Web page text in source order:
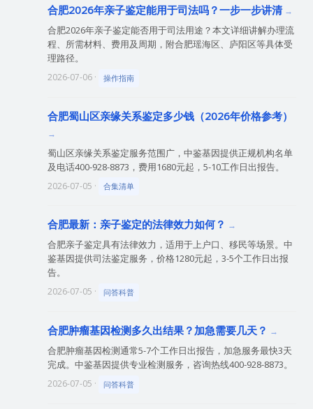
合肥2026年亲子鉴定能用于司法吗？一步一步讲清
合肥2026年亲子鉴定能否用于司法用途？本文详细讲解办理流
程、所需材料、费用及周期，附合肥瑶海区、庐阳区等具体受
理路径。
2026-07-06 · 操作指南
合肥蜀山区亲缘关系鉴定多少钱（2026年价格参考）
蜀山区亲缘关系鉴定服务范围广，中鉴基因提供正规机构名单
及电话400-928-8873，费用1680元起，5-10工作日出报告。
2026-07-05 · 合集清单
合肥最新：亲子鉴定的法律效力如何？
合肥亲子鉴定具有法律效力，适用于上户口、移民等场景。中
鉴基因提供司法鉴定服务，价格1280元起，3-5个工作日出报
告。
2026-07-05 · 问答科普
合肥肿瘤基因检测多久出结果？加急需要几天？
合肥肿瘤基因检测通常5-7个工作日出报告，加急服务最快3天
完成。中鉴基因提供专业检测服务，咨询热线400-928-8873。
2026-07-05 · 问答科普